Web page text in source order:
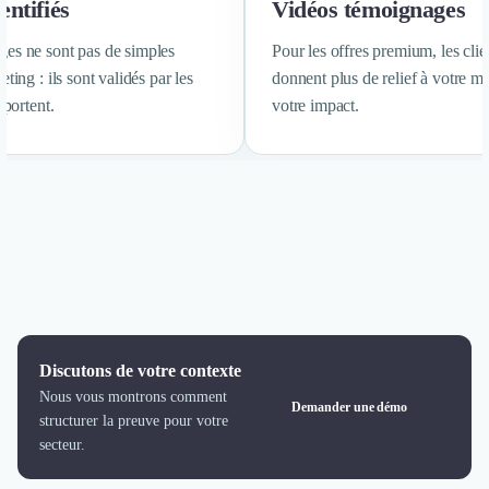
Bureaux d'Entreprise
Déménagement
Impression
Traduction
Autres
Réhabilitation et maintenance
Gestion Immobilière
Logiciel PropTech
Courtage en Energie
Désinfection & décontamination
ne sont pas de simples
: ils sont validés par les
Vidéos témoignages
Pour les offres premium, les
donnent plus de relief à votre
votre impact.
Discutons de votre contexte
Nous vous montrons comment
structurer la preuve pour votre
secteur.
Demander une démo